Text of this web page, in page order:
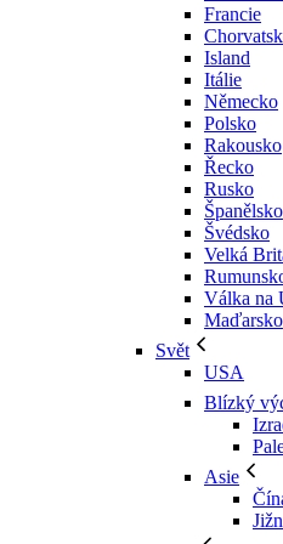
Francie
Island
Itálie
Německo
Polsko
Rakousko
Řecko
Rusko
Španělsko
Švédsko
Velká
Válka na
Maďarsko
Svět
USA
Blízký
Asie